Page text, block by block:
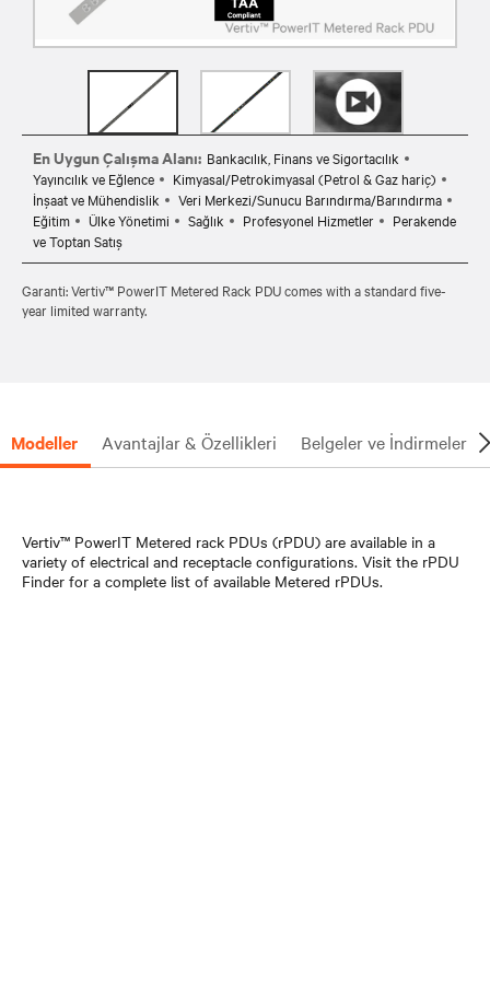
En Uygun Çalışma Alanı: Bankacılık, Finans ve Sigortacılık
Yayıncılık ve Eğlence
Kimyasal/Petrokimyasal (Petrol & Gaz hariç)
İnşaat ve Mühendislik
Veri Merkezi/Sunucu Barındırma/Barındırma
Eğitim
Ülke Yönetimi Sağlık Profesyonel Hizmetler
Perakende
ve Toptan Satış
Garanti: Vertiv™ PowerIT Metered Rack PDU comes with a standard five-
year limited warranty.
Modeller Avantajlar & Özellikleri Belgeler ve İndirmeler
Vertiv™ PowerIT Metered rack PDUs (rPDU) are available in a
variety of electrical and receptacle configurations. Visit the rPDU
Finder for a complete list of available Metered rPDUs.